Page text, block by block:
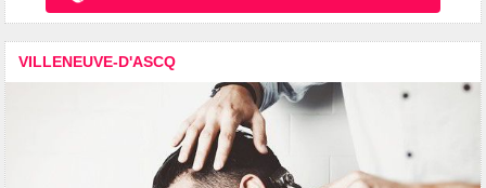
VILLENEUVE-D'ASCQ